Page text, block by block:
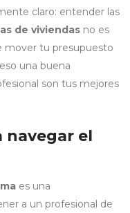
claro: entender las
de viviendas no es
mover tu presupuesto
una buena
son tus mejores
navegar el
es una
a un profesional de